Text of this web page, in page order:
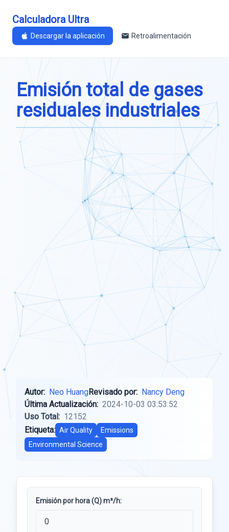
Calculadora Ultra
Descargar la aplicación Retroalimentación
Emisión total de gases
residuales industriales
Autor: Neo HuangRevisado por: Nancy Deng
Última Actualización: 2024-10-03 03:53:52
Uso Total: 12152
Etiqueta: Air Quality
Emissions
Environmental Science
Emisión por hora (Q) m³/h: